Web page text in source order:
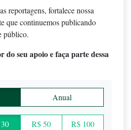
reportagens, fortalece nossa
que continuemos publicando
público.
do seu apoio e faça parte dessa
Anual
R$ 50 R$ 100